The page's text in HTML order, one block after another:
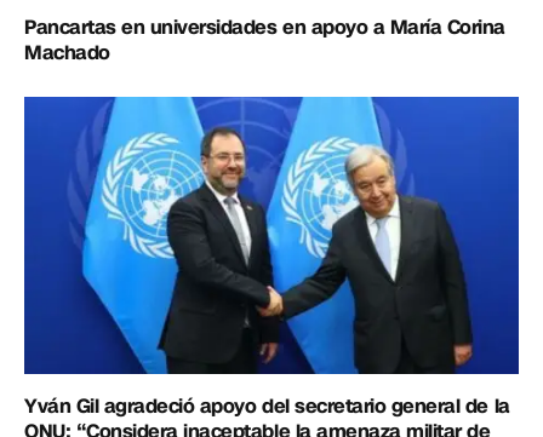
Pancartas en universidades en apoyo a María Corina
Machado
Yván Gil agradeció apoyo del secretario general de la